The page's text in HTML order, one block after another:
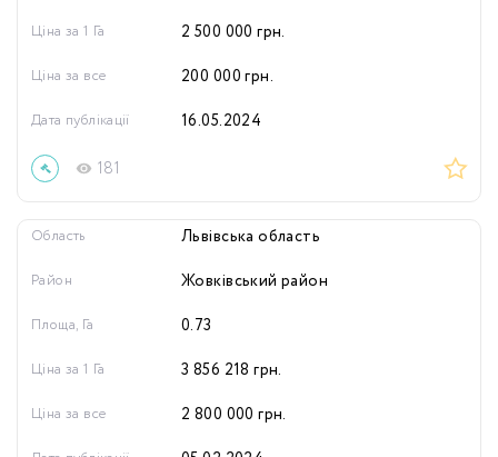
Ціна за 1 Га 2 500 000 грн.
Ціна за все 200 000 грн.
181
Дата публікації 16.05.2024
Область Львівська область
Район Жовківський район
Площа, Га 0.73
Ціна за 1 Га 3 856 218 грн.
Ціна за все 2 800 000 грн.